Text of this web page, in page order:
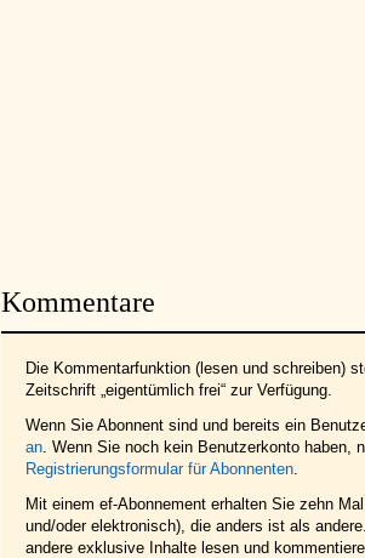
Kommentare
Die Kommentarfunktion (lesen und schreiben)
Zeitschrift „eigentümlich frei“ zur Verfügung.
Wenn Sie Abonnent sind und bereits ein
an. Wenn Sie noch kein Benutzerkonto haben,
Registrierungsformular für Abonnenten.
Mit einem ef-Abonnement erhalten Sie zehn
und/oder elektronisch), die anders ist als
andere exklusive Inhalte lesen und